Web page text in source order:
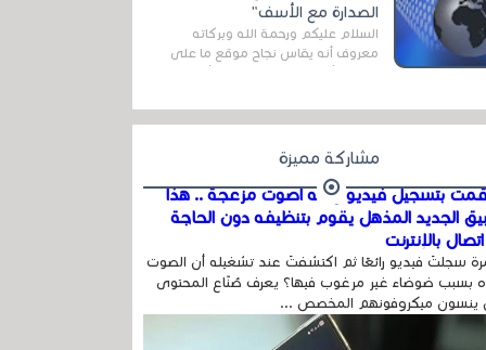
الصدارة مع الأسف"
السلام عليكم ورحمة الله وبركاته
معروف أنه يقاس نجاح موقع ما على
في...
مشاركة مميزة
بتسجيل فيديو وفيه أصوت مزعجة .. هذا
الجديد المذهل يقوم بتنظيفه دون الحاجة
بالإنترنت
سجلتَ فيديو رائعًا ثم اكتشفتَ عند تشغيله أن الصوت
بسبب ضوضاء غير مرغوب فيها؟ يعرف صُنّاع المحتوى
ينسون ميكروفونهم المخصص ...